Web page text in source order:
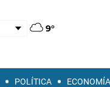
9°
POLÍTICA ECONOMÍA